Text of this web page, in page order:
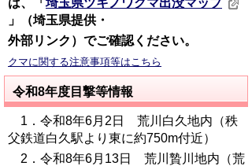
は、「 埼玉県ツキノワグマ出没マップ
」（埼玉県提供・
外部リンク）でご確認ください。
クマに関する注意事項等はこちら
令和8年度目撃等情報
1．令和8年6月2日 荒川白久地内（秩
父鉄道白久駅より東に約750m付近）
2．令和8年6月13日 荒川贄川地内（荒